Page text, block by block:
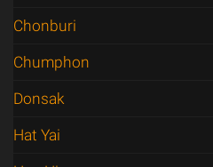
Chonburi
Chumphon
Donsak
Hat Yai